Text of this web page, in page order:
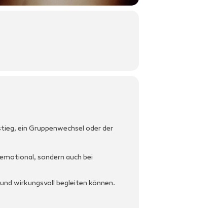
ein Gruppenwechsel oder der
sondern auch bei
wirkungsvoll begleiten können.